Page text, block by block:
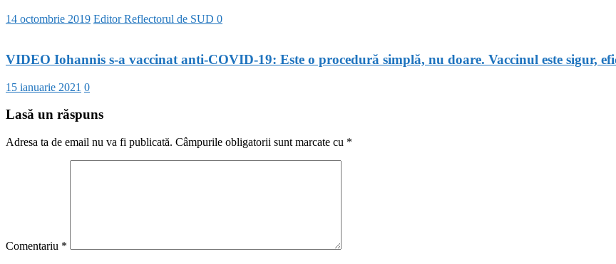
14 octombrie 2019 Editor Reflectorul de SUD 0
VIDEO Iohannis s-a vaccinat anti-COVID-19: Este o procedură simplă, nu doare. Vaccinul este sigur,
15 ianuarie 2021 0
Lasă un răspuns
Adresa ta de email nu va fi publicată. Câmpurile obligatorii sunt marcate cu *
Comentariu *